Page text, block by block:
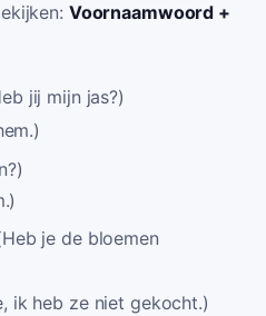
Voornaamwoord +
jij mijn jas?)
je de bloemen
ik heb ze niet gekocht.)